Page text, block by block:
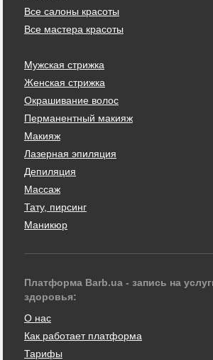
Все салоны красоты
Все мастера красоты
Мужская стрижка
Женская стрижка
Окрашивание волос
Перманентный макияж
Макияж
Лазерная эпиляция
Депиляция
Массаж
Тату, пирсинг
Маникюр
Платформа Barb.ua - запись на
здоровья:
О нас
Как работает платформа
Тарифы